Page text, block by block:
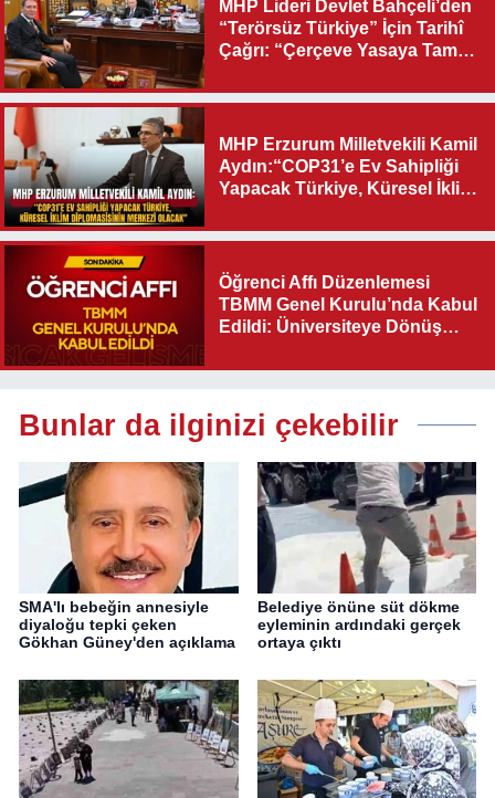
MHP Lideri Devlet Bahçeli’den
“Terörsüz Türkiye” İçin Tarihî
Çağrı: “Çerçeve Yasaya Tam
MHP Erzurum Milletvekili Kamil
Aydın:“COP31’e Ev Sahipliği
Yapacak Türkiye, Küresel İklim
Olacak"
Öğrenci Affı Düzenlemesi
TBMM Genel Kurulu’nda Kabul
Edildi: Üniversiteye Dönüş
Bunlar da ilginizi çekebilir
SMA'lı bebeğin annesiyle
diyaloğu tepki çeken
Gökhan Güney'den açıklama
Belediye önüne süt dökme
eyleminin ardındaki gerçek
ortaya çıktı